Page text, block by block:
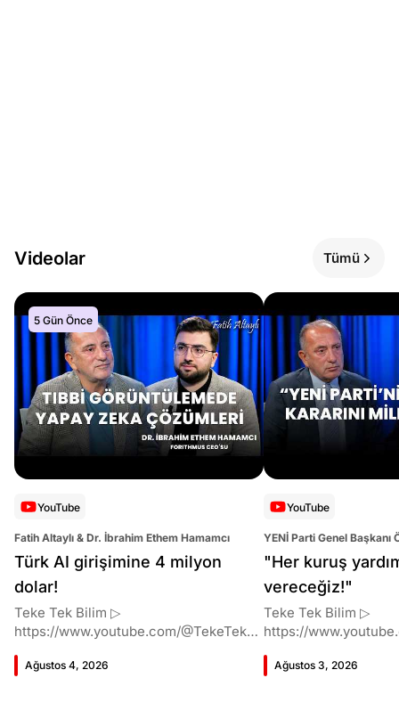
Videolar Tümü
5 Gün Önce
YouTube
Fatih Altaylı & Dr. İbrahim Ethem Hamamcı
Türk AI girişimine 4 milyon
dolar!
Teke Tek Bilim ▷
https://www.youtube.com/@TekeTekBil
Hamamcı kimdir ve akademik
Ağustos 4, 2026
YouTube
YENİ Parti Genel Başkanı
Altaylı
"Her kuruş
vereceğiz!"
Teke Tek Bilim ▷
https://
Butlan kararı kimin
Ağustos 3, 2026